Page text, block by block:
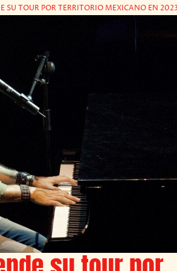
SU TOUR POR TERRITORIO MEXICANO EN